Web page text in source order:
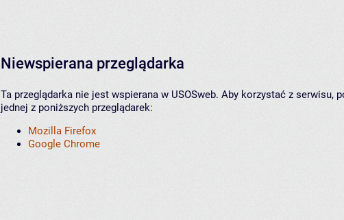
Niewspierana przeglądarka
Ta przeglądarka nie jest wspierana w USOSweb. Aby korzystać z serwisu,
jednej z poniższych przeglądarek:
Mozilla Firefox
Google Chrome